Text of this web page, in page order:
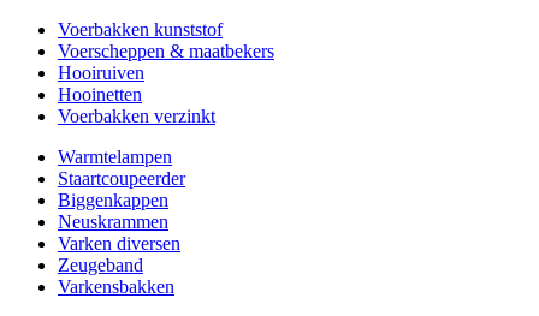
Voerbakken kunststof
Voerscheppen & maatbekers
Hooiruiven
Hooinetten
Voerbakken verzinkt
Warmtelampen
Staartcoupeerder
Biggenkappen
Neuskrammen
Varken diversen
Zeugeband
Varkensbakken